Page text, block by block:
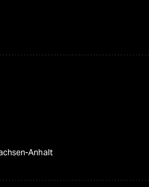
Anhalt